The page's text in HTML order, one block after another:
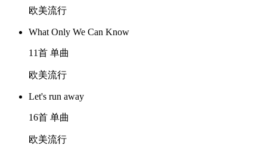
欧美流行
What Only We Can Know
11首 单曲
欧美流行
Let's run away
16首 单曲
欧美流行